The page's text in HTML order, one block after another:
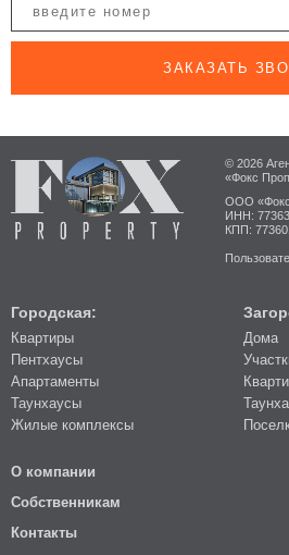
ЗАКАЗАТЬ
© 2026
«Фокс
ООО «Фокс
ИНН:
КПП:
Городская:
Квартиры
Пентхаусы
Апартаменты
Таунхаусы
Жилые комплексы
Дома
О компании
Собственникам
Контакты